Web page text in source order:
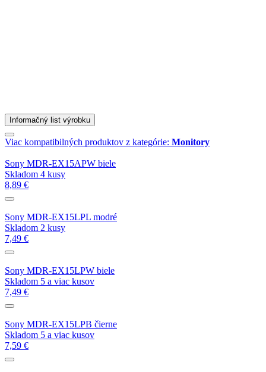
Informačný list výrobku
Viac kompatibilných produktov z kategórie: Monitory
Sony MDR-EX15APW biele
Skladom 4 kusy
8,89 €
Sony MDR-EX15LPL modré
Skladom 2 kusy
7,49 €
Sony MDR-EX15LPW biele
Skladom 5 a viac kusov
7,49 €
Sony MDR-EX15LPB čierne
Skladom 5 a viac kusov
7,59 €